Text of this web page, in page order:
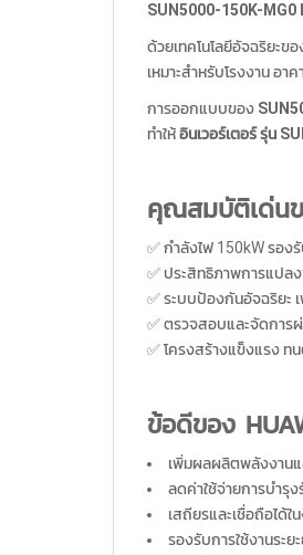
SUN5000-150K-MG0
ด้วยเทคโนโลยีอัจฉริยะขอ
เหมาะสำหรับโรงงาน อ
การออกแบบของ
ทำให้อินเวอร์เตอร์ รุ่น
คุณสมบัติเด่นข
✅ กำลังไฟ 150kW รอง
✅ ประสิทธิภาพการแป
✅ ระบบป้องกันอัจฉริยะ
✅ ตรวจสอบและจัดการ
✅ โครงสร้างแข็งแรง
ข้อดีของ
เพิ่มผลผลิตพลังงานแ
ลดค่าใช้จ่ายการบำรุ
เสถียรและเชื่อถือได้ใ
รองรับการใช้งานระย